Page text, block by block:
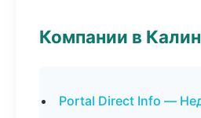
Компании в
Portal Direct Info —